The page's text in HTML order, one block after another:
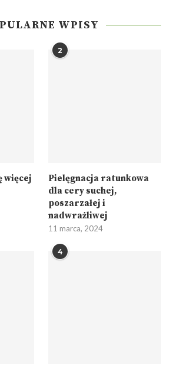
WPISY
więcej
2
Pielęgnacja ratunkowa
dla cery suchej,
poszarzałej i
nadwrażliwej
11 marca, 2024
4